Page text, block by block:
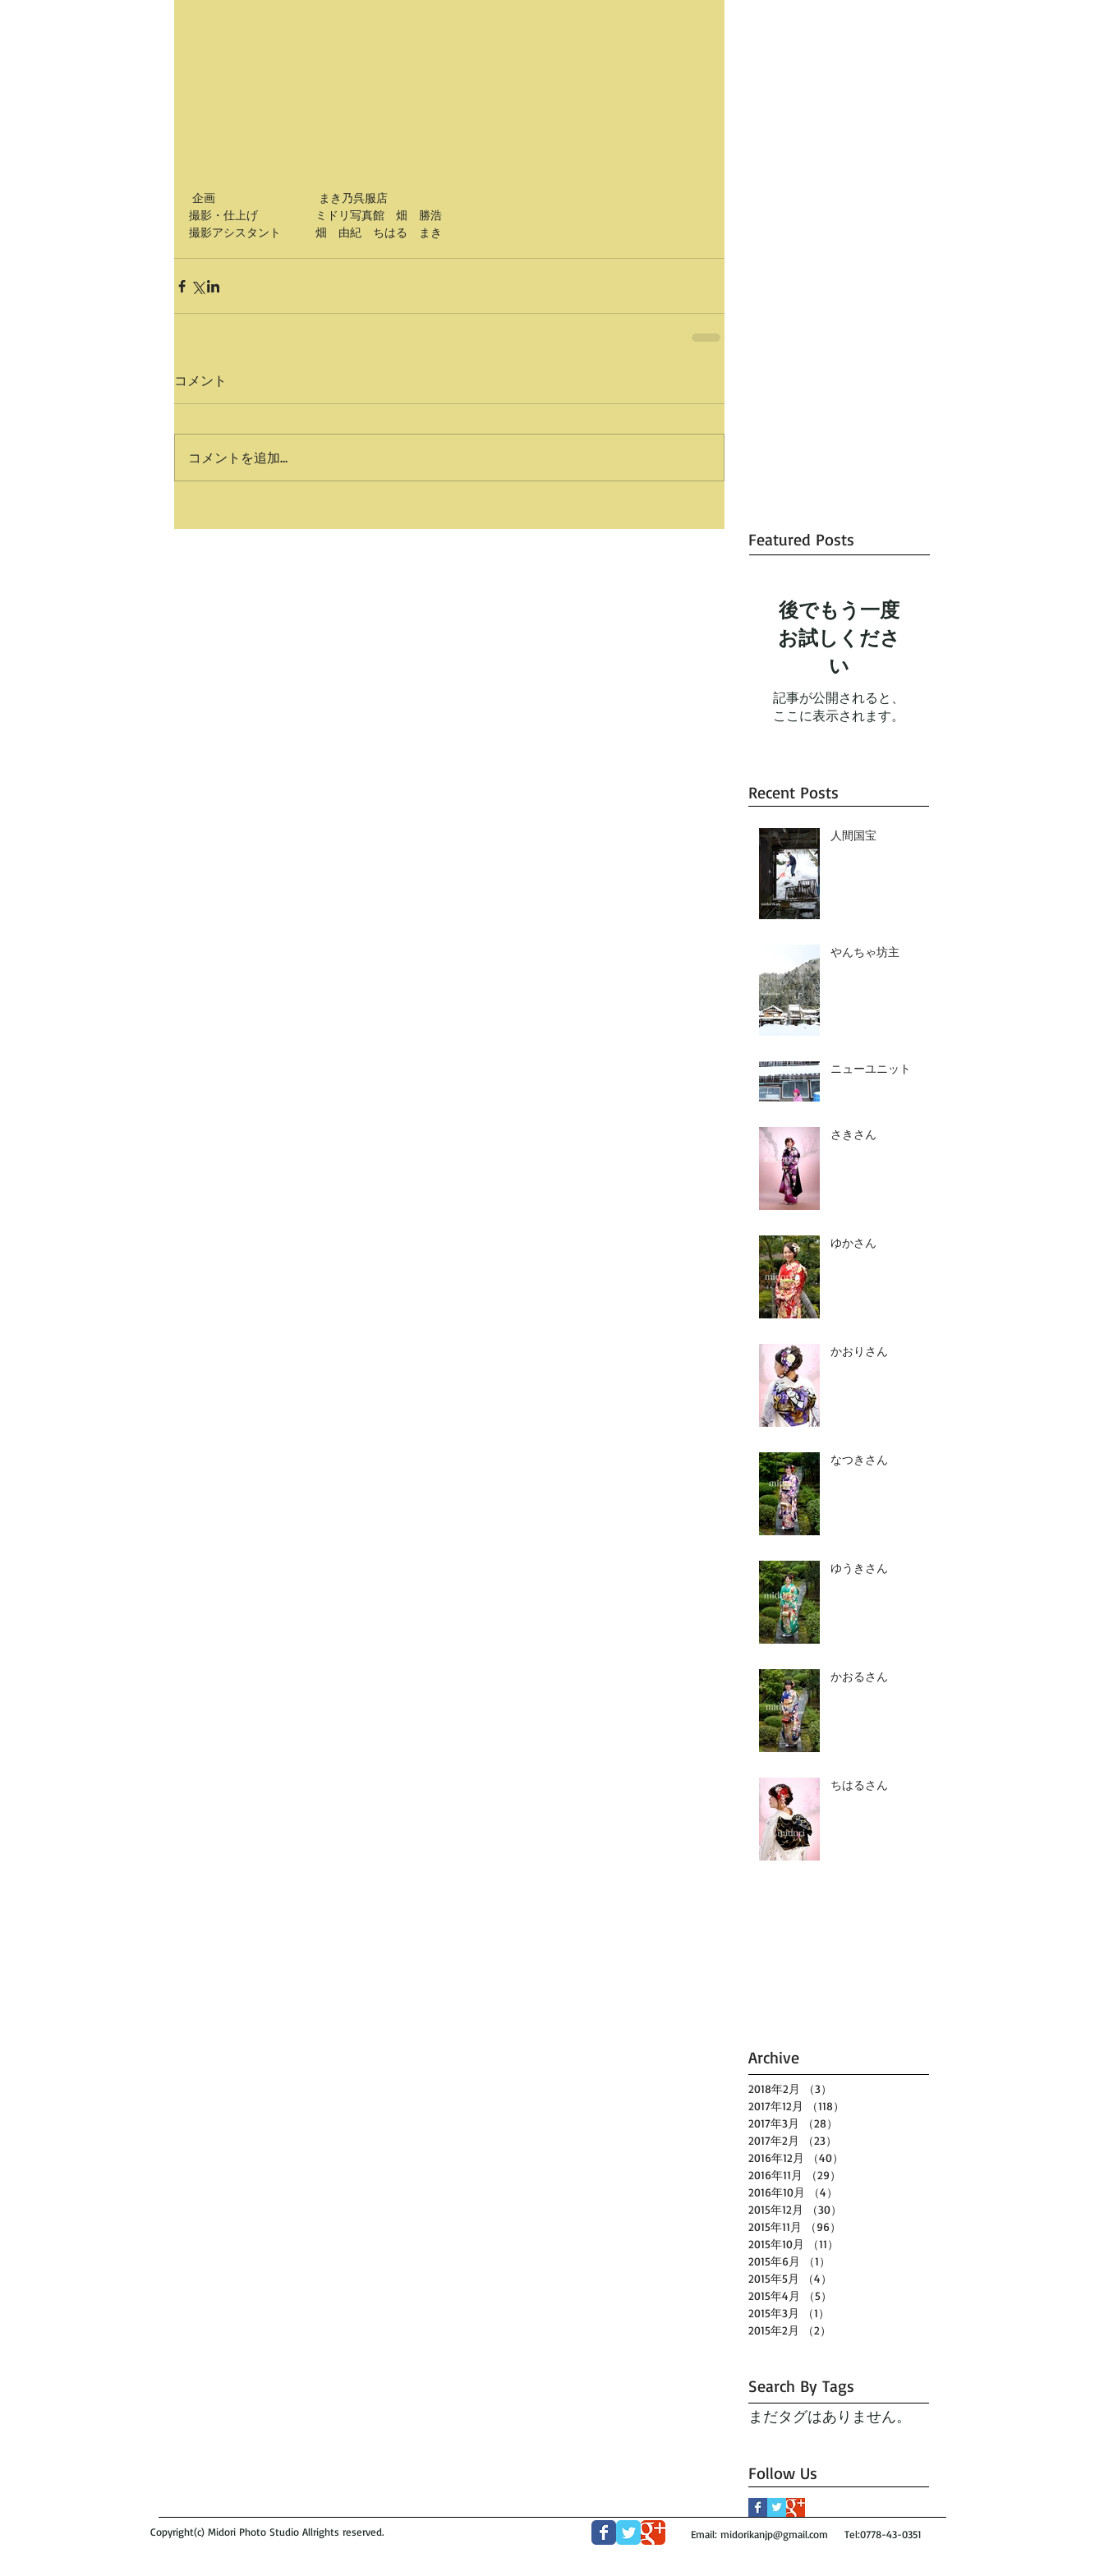
企画　　　　　　　　　まき乃呉服店
撮影・仕上げ　　　　　ミドリ写真館　畑　勝浩
撮影アシスタント　　　畑　由紀　ちはる　まき
コメント
コメントを追加…
Featured Posts
後でもう一度
お試しくださ
い
記事が公開されると、
ここに表示されます。
Recent Posts
人間国宝
やんちゃ坊主
ニューユニット
さきさん
ゆかさん
かおりさん
なつきさん
ゆうきさん
かおるさん
ちはるさん
Archive
2018年2月 （3）
2017年12月
（118）
2017年3月
（28）
2017年2月
（23）
2016年12月
（40）
2016年11月
（29）
2016年10月
（4）
2015年12月
（30）
2015年11月
（96）
2015年10月
（11）
2015年6月
（1）
2015年5月
（4）
2015年4月
（5）
2015年3月
（1）
2015年2月
（2）
Search By Tags
まだタグはありません。
Follow Us
Copyright(c) Midori Photo Studio Allrights reserved. Email: midorikanjp@gmail.com Tel:0778-43-0351